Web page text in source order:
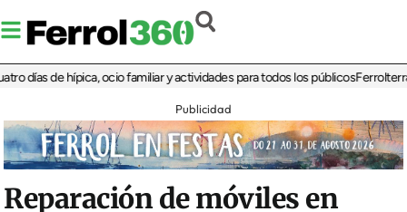
de hípica, ocio familiar y actividades para todos los públicosFerrolterra
Publicidad
Reparación de móviles en